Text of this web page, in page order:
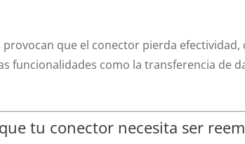
provocan que el conector pierda
funcionalidades como la transferencia de
tu conector necesita ser